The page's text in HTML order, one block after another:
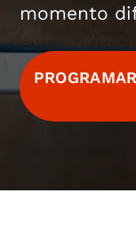
momento